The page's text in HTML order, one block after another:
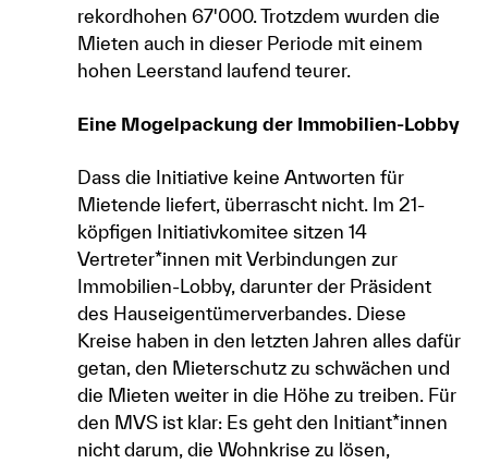
rekordhohen 67'000. Trotzdem wurden die
Mieten auch in dieser Periode mit einem
hohen Leerstand laufend teurer.
Eine Mogelpackung der Immobilien-Lobby
Dass die Initiative keine Antworten für
Mietende liefert, überrascht nicht. Im 21-
köpfigen Initiativkomitee sitzen 14
Vertreter*innen mit Verbindungen zur
Immobilien-Lobby, darunter der Präsident
des Hauseigentümerverbandes. Diese
Kreise haben in den letzten Jahren alles dafür
getan, den Mieterschutz zu schwächen und
die Mieten weiter in die Höhe zu treiben. Für
den MVS ist klar: Es geht den Initiant*innen
nicht darum, die Wohnkrise zu lösen,